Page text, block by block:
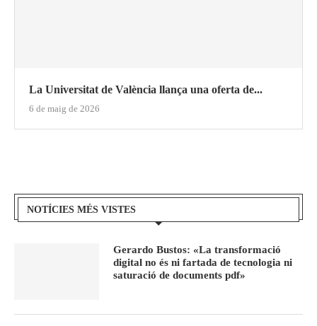
La Universitat de València llança una oferta de...
6 de maig de 2026
NOTÍCIES MÉS VISTES
Gerardo Bustos: «La transformació
digital no és ni fartada de tecnologia ni
saturació de documents pdf»